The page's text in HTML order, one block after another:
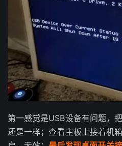
第一感觉是USB设备有问题，
还是一样；查看主板上接着机